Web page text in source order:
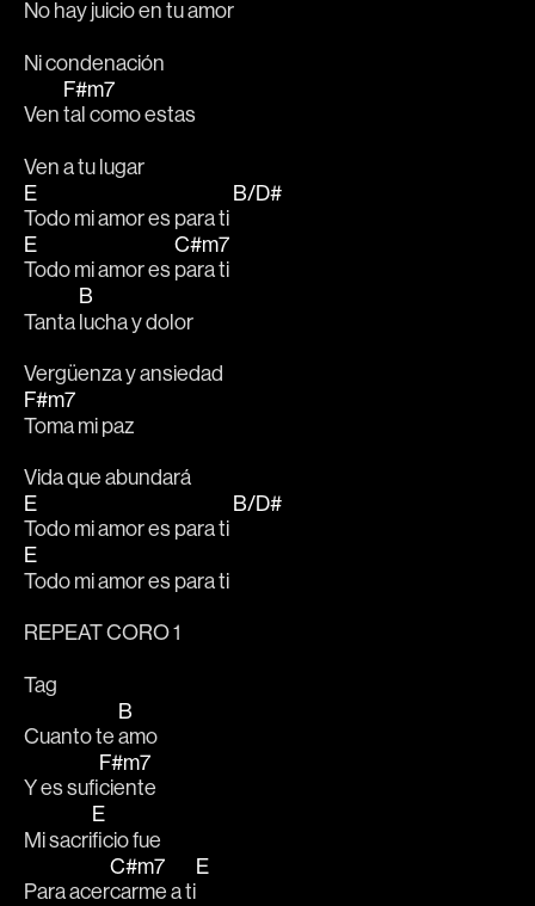
No hay juicio en tu amor
Ni condenación
Ven
F#m7
tal como estas
Ven a tu lugar
E
Todo mi amor es para ti
B/D#
E
Todo mi amor es
C#m7
para ti
Tanta
B
lucha y dolor
Vergüenza y ansiedad
F#m7
Toma mi paz
Vida que abundará
E
Todo mi amor es para ti
B/D#
E
Todo mi amor es para ti
REPEAT CORO 1
Tag
Cuanto te
B
amo
Y es sufi
F#m7
ciente
Mi sacri
E
ficio fue
Para acer
C#m7
carme a ti
E